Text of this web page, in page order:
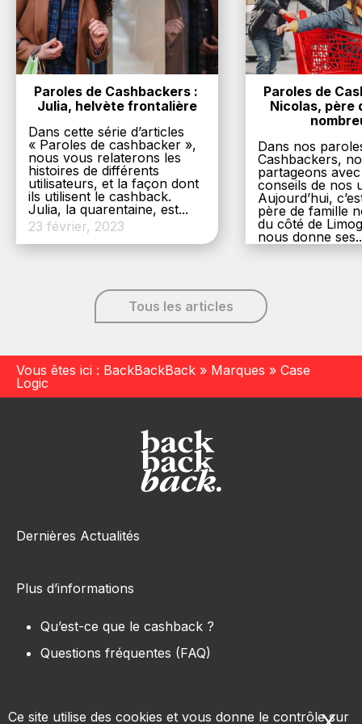
Ce site utilise des cookies et vous donne le contrôle sur
Paroles de Cashbackers :
Julia, helvète frontalière
Dans cette série d’articles
« Paroles de cashbacker »,
nous vous relaterons les
histoires de différents
utilisateurs, et la façon dont
ils utilisent le cashback.
Julia, la quarentaine, est...
23 février, 2023
Paroles de
Nicolas, père
Dans nos
Cashbackers,
partageons
conseils de nos
Aujourd’hui,
père de famille
du côté de
nous donne
6 décembre,
Tous les articles
Vous êtes ici : BackBackBack » Marques » Case
Logic
Dernières Actualités
Plus d’informations
Qu’est-ce que le cashback ?
Questions fréquentes (FAQ)